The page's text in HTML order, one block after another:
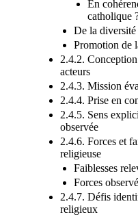
En
catholique
De la diversité
Promotion de
2.4.2. Conception
acteurs
2.4.3. Mission
2.4.4. Prise en
2.4.5. Sens
observée
2.4.6. Forces et
religieuse
Faiblesses
Forces
2.4.7. Défis